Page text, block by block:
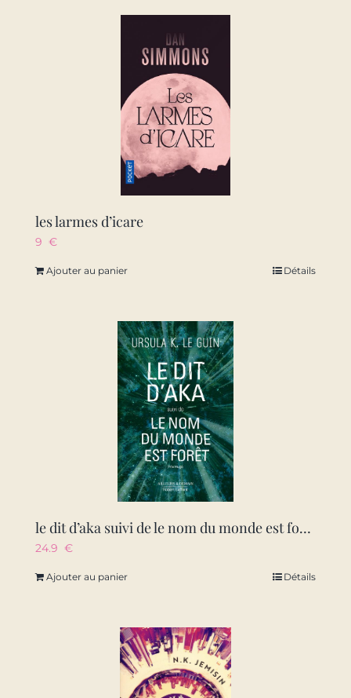
les larmes d’icare
9 €
Ajouter au panier Détails
le dit d’aka suivi de le nom du monde est foret
24.9 €
Ajouter au panier Détails